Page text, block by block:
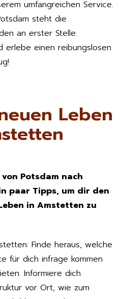
umfangreichen Service.
steht die
an erster Stelle.
erlebe einen reibungslosen
Leben
Potsdam nach
paar Tipps, um dir den
in Amstetten zu
Finde heraus, welche
für dich infrage kommen
Informiere dich
vor Ort, wie zum